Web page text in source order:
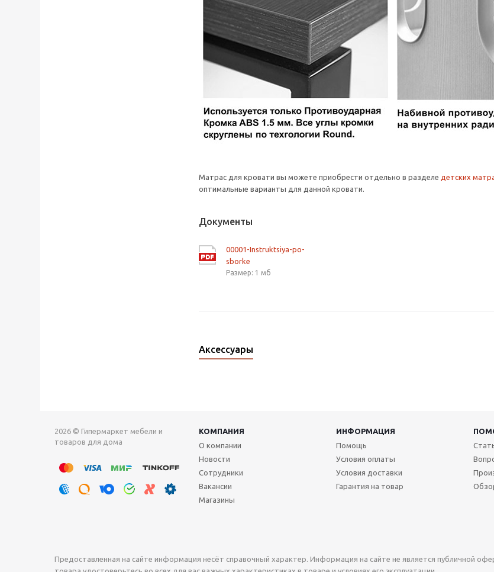
Матрас для кровати вы можете приобрести отдельно в разделе детских
оптимальные варианты для данной кровати.
Документы
00001-Instruktsiya-po-
sborke
Размер: 1 мб
Аксессуары
2026 © Гипермаркет мебели и
товаров для дома
КОМПАНИЯ ИНФОРМАЦИЯ
О компании
Новости
Сотрудники
Вакансии
Магазины
Помощь
Условия оплаты
Условия доставки
Гарантия на товар
Предоставленная на сайте информация несёт справочный характер. Информация на сайте не является публичной